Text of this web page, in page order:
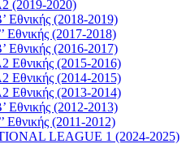
(2019-2020)
Εθνικής (2018-2019)
Εθνικής (2017-2018)
Εθνικής (2016-2017)
Εθνικής (2015-2016)
Εθνικής (2014-2015)
Εθνικής (2013-2014)
Εθνικής (2012-2013)
Εθνικής (2011-2012)
LEAGUE 1 (2024-2025)